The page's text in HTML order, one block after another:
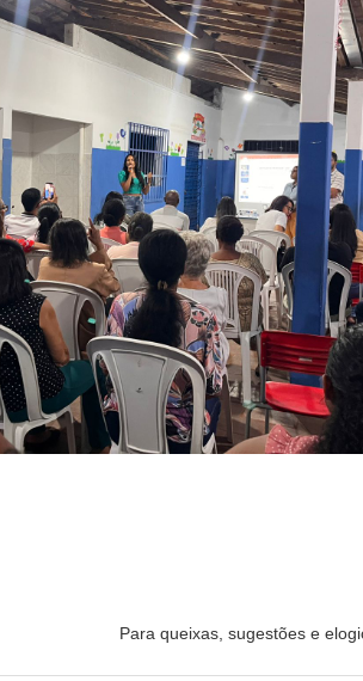
Para queixas, sugestões e